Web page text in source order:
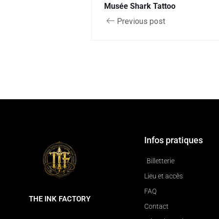
Musée Shark Tattoo
Previous post
THE INK FACTORY
Infos pratiques
Billetterie
Lieu et accès
FAQ
Contact